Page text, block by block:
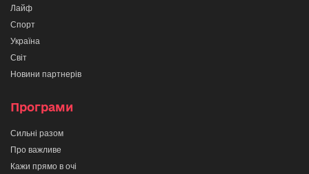
Лайф
Спорт
Україна
Світ
Новини партнерів
Програми
Сильні разом
Про важливе
Кажи прямо в очі